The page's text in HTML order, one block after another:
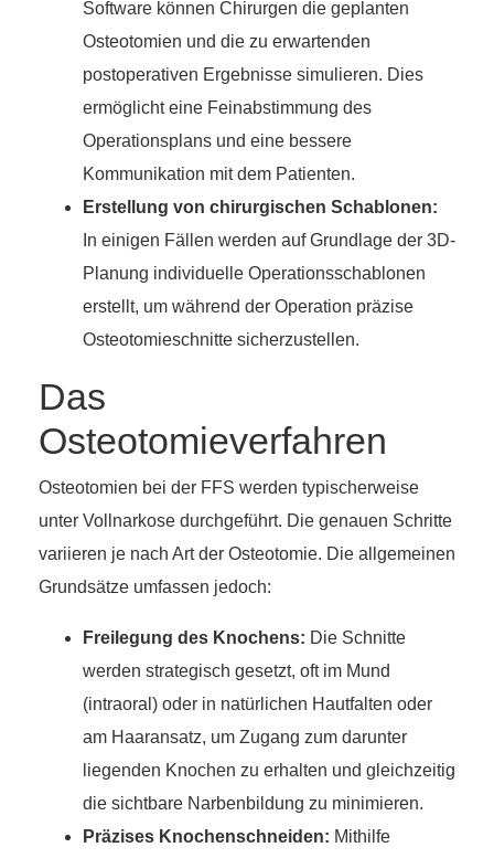
Software können Chirurgen die geplanten
Osteotomien und die zu erwartenden
postoperativen Ergebnisse simulieren. Dies
ermöglicht eine Feinabstimmung des
Operationsplans und eine bessere
Kommunikation mit dem Patienten.
Erstellung von chirurgischen Schablonen:
In einigen Fällen werden auf Grundlage der 3D-
Planung individuelle Operationsschablonen
erstellt, um während der Operation präzise
Osteotomieschnitte sicherzustellen.
Das
Osteotomieverfahren
Osteotomien bei der FFS werden typischerweise
unter Vollnarkose durchgeführt. Die genauen Schritte
variieren je nach Art der Osteotomie. Die allgemeinen
Grundsätze umfassen jedoch:
Freilegung des Knochens: Die Schnitte
werden strategisch gesetzt, oft im Mund
(intraoral) oder in natürlichen Hautfalten oder
am Haaransatz, um Zugang zum darunter
liegenden Knochen zu erhalten und gleichzeitig
die sichtbare Narbenbildung zu minimieren.
Präzises Knochenschneiden: Mithilfe